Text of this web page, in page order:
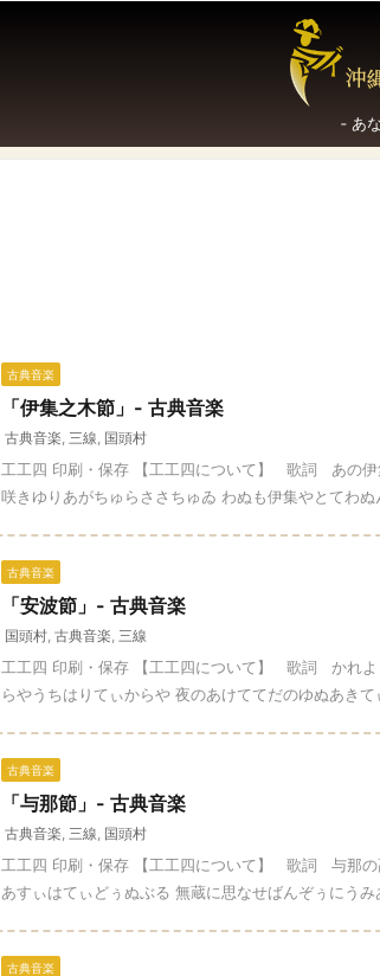
‐ あ
古典音楽
「伊集之木節」- 古典音楽
古典音楽, 三線, 国頭村
工工四 印刷・保存 【工工四について】 歌詞 あの
咲きゆりあがちゅらささちゅゐ わぬも伊集やとてわ
古典音楽
「安波節」- 古典音楽
国頭村, 古典音楽, 三線
工工四 印刷・保存 【工工四について】 歌詞 かれ
らやうちはりてぃからや 夜のあけててだのゆぬあき
古典音楽
「与那節」- 古典音楽
古典音楽, 三線, 国頭村
工工四 印刷・保存 【工工四について】 歌詞 与那
あすぃはてぃどぅぬぶる 無蔵に思なせばんぞぅにう
古典音楽